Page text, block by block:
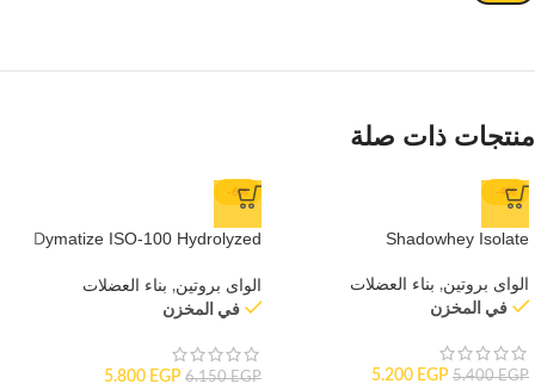
منتجات ذات صلة
-4%
Shadowhey Isolate
الواى بروتين, بناء العضلات
في المخزن
5.400EGP
5.200 EGP
-6%
Dymatize ISO-100 Hydrolyzed
الواى بروتين, بناء العضلات
في المخزن
6.150EGP
5.800 EGP